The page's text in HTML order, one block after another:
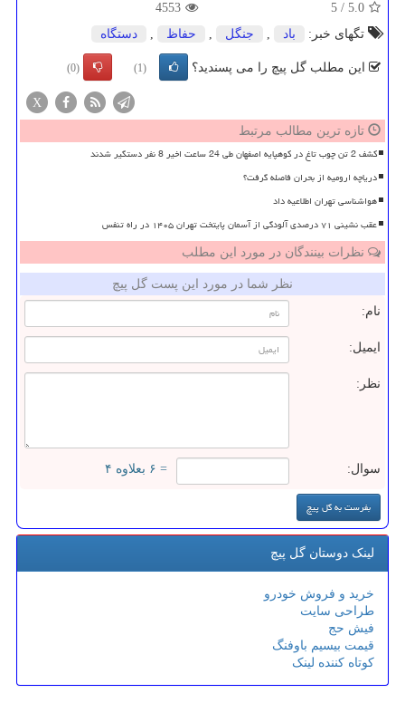
5.0
/
5
4553
تگهای خبر:
باد , جنگل , حفاظ , دستگاه
این مطلب گل پیچ را می پسندید؟ (1)
(0)
X
تازه ترین مطالب مرتبط
کشف 2 تن چوب تاغ در کوهپایه اصفهان طی 24 ساعت اخیر 8 نفر دستگیر شدند
دریاچه ارومیه از بحران فاصله گرفت؟
هواشناسی تهران اطلاعیه داد
عقب نشینی ۷۱ درصدی آلودگی از آسمان پایتخت تهران ۱۴۰۵ در راه تنفس
نظرات بینندگان در مورد این مطلب
نظر شما در مورد این پست گل پیچ
نام:
ایمیل:
نظر:
سوال: = ۶ بعلاوه ۴
لینک دوستان گل پیچ
خرید و فروش خودرو
طراحی سایت
فیش حج
قیمت بیسیم باوفنگ
کوتاه کننده لینک